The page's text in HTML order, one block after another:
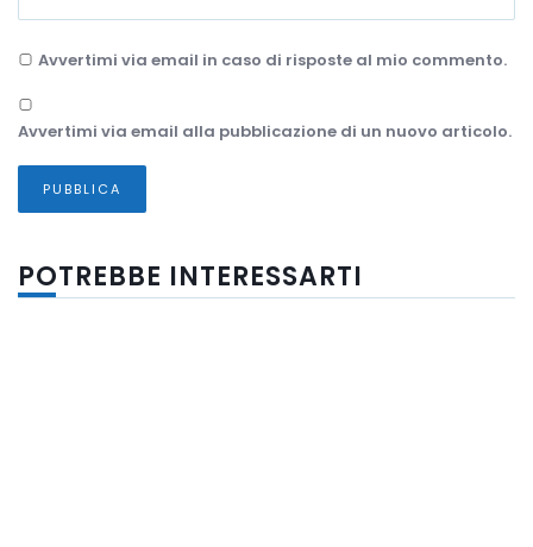
Avvertimi via email in caso di risposte al mio commento.
Avvertimi via email alla pubblicazione di un nuovo articolo.
POTREBBE INTERESSARTI